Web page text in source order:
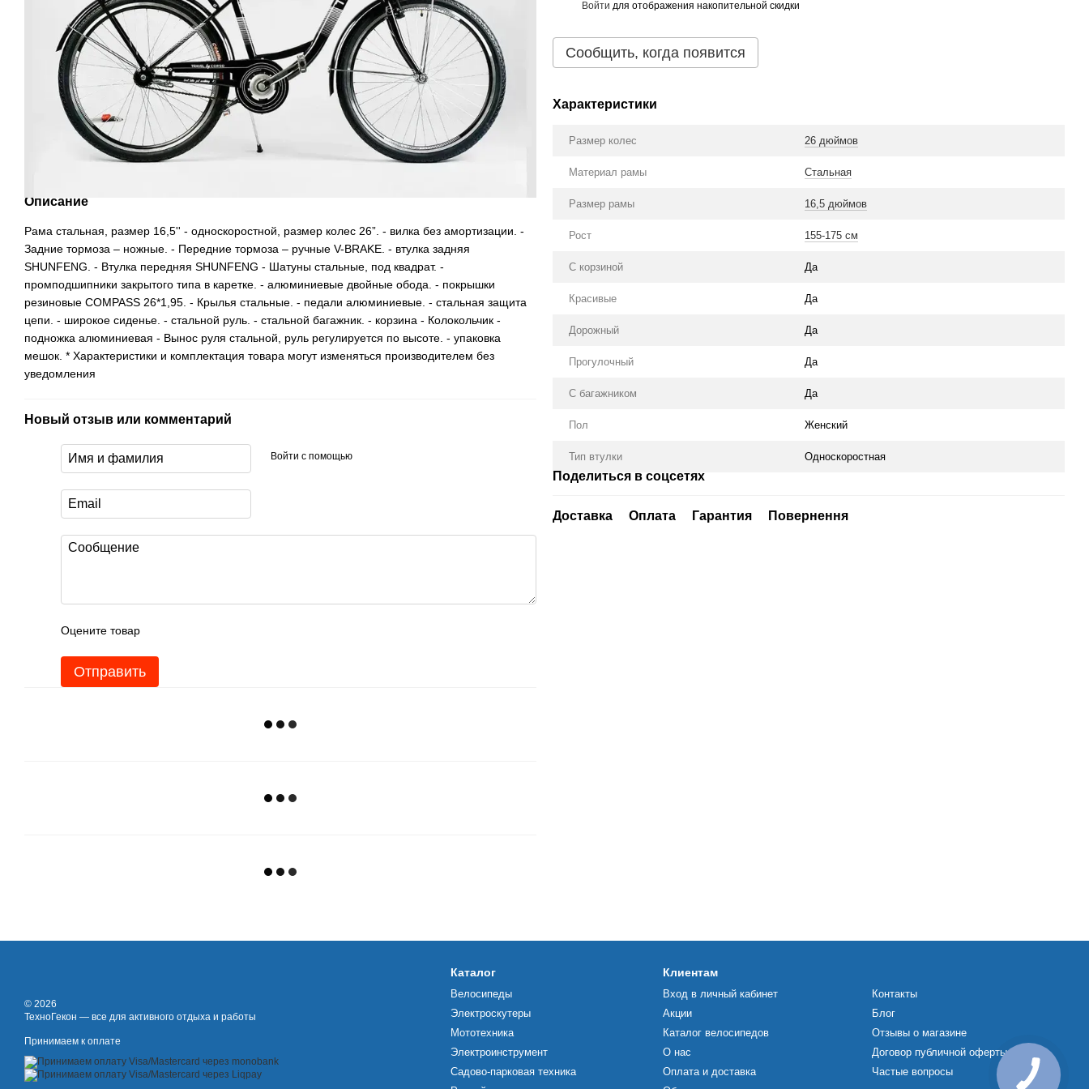
Описание
Рама стальная, размер 16,5'' - односкоростной, размер колес 26”. - вилка без амортизации. -
Задние тормоза – ножные. - Передние тормоза – ручные V-BRAKE. - втулка задняя
SHUNFENG. - Втулка передняя SHUNFENG - Шатуны стальные, под квадрат. -
промподшипники закрытого типа в каретке. - алюминиевые двойные обода. - покрышки
резиновые COMPASS 26*1,95. - Крылья стальные. - педали алюминиевые. - стальная защита
цепи. - широкое сиденье. - стальной руль. - стальной багажник. - корзина - Колокольчик -
подножка алюминиевая - Вынос руля стальной, руль регулируется по высоте. - упаковка
мешок. * Характеристики и комплектация товара могут изменяться производителем без
уведомления
Новый отзыв или комментарий
Войти с помощью
Оцените товар
Отправить
Войти для отображения накопительной скидки
Сообщить, когда появится
Характеристики
Размер колес 26 дюймов
Материал рамы Стальная
Размер рамы 16,5 дюймов
Рост 155-175 см
С корзиной Да
Красивые Да
Дорожный Да
Прогулочный Да
С багажником Да
Пол Женский
Тип втулки Односкоростная
Поделиться в соцсетях
Доставка Оплата Гарантия Повернення
© 2026
ТехноГекон — все для активного отдыха и работы
Принимаем к оплате
Каталог
Велосипеды
Электроскутеры
Мототехника
Электроинструмент
Садово-парковая техника
Клиентам
Вход в личный кабинет
Акции
Каталог велосипедов
О нас
Оплата и доставка
Контакты
Блог
Отзывы о магазине
Договор публичной оферты
Частые вопросы